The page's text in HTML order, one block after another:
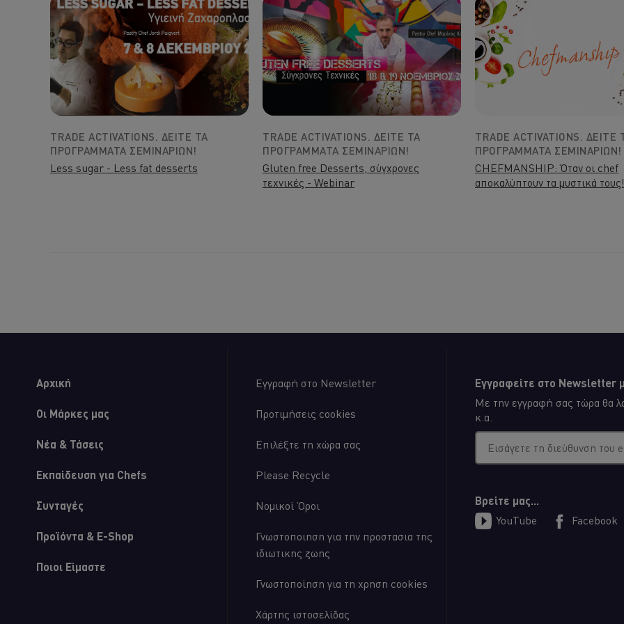
TRADE ACTIVATIONS. ΔΕΊΤΕ ΤΑ
ΠΡΟΓΡΆΜΜΑΤΑ ΣΕΜΙΝΑΡΊΩΝ!
Less sugar - Less fat desserts
TRADE ACTIVATIONS. ΔΕΊΤΕ ΤΑ
ΠΡΟΓΡΆΜΜΑΤΑ ΣΕΜΙΝΑΡΊΩΝ!
Gluten free Desserts, σύγχρονες
τεχνικές - Webinar
TRADE ACTIVATIONS. ΔΕΊΤΕ
ΠΡΟΓΡΆΜΜΑΤΑ ΣΕΜΙΝΑΡΊΩΝ!
CHEFMANSHIP: Όταν οι chef
αποκαλύπτουν τα μυστικά τους!
Αρχική
Οι Μάρκες μας
Νέα & Τάσεις
Εκπαίδευση για Chefs
Συνταγές
Προϊόντα & E-Shop
Ποιοι Είμαστε
Εγγραφή στο Newsletter
Προτιμήσεις cookies
Επιλέξτε τη χώρα σας
Please Recycle
Νομικοί Όροι
Γνωστοποιηση για την προστασια της
ιδιωτικης ζωης
Γνωστοποίηση για τη χρηση cookies
Χάρτης ιστοσελίδας
Εγγραφείτε στο Newsletter
Με την εγγραφή σας τώρα θα
κ.α.
Εισάγετε τη διεύθυνση του
Βρείτε μας...
YouTube
Facebook